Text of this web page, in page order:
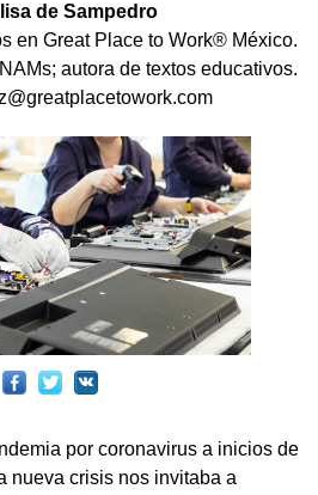
de Sampedro
en Great Place to Work® México.
autora de textos educativos.
por coronavirus a inicios de
nueva crisis nos invitaba a